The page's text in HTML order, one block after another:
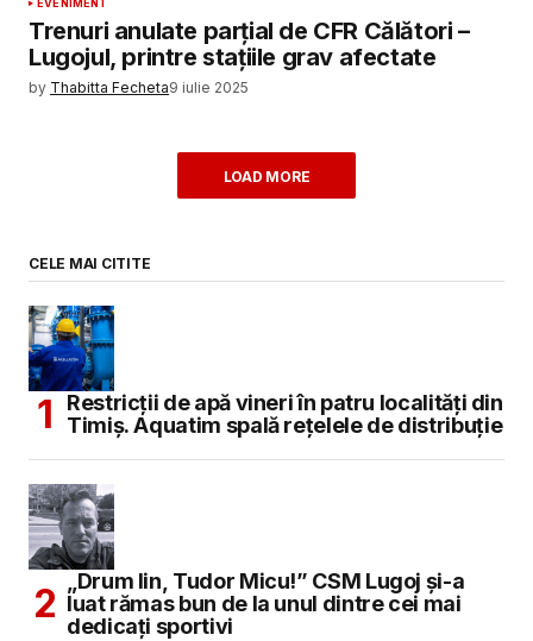
EVENIMENT
Trenuri anulate parțial de CFR Călători –
Lugojul, printre stațiile grav afectate
by Thabitta Fecheta9 iulie 2025
LOAD MORE
CELE MAI CITITE
Restricții de apă vineri în patru localități din
Timiș. Aquatim spală rețelele de distribuție
„Drum lin, Tudor Micu!” CSM Lugoj și-a
luat rămas bun de la unul dintre cei mai
dedicați sportivi